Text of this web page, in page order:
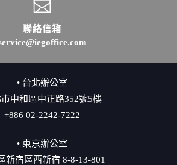
聯絡信箱
• 台北辦公室
中和區中正路352號5樓
+886 02-2242-7222
• 東京辦公室
新宿區西新宿 8-8-13-801